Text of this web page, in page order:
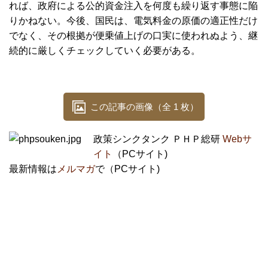
れば、政府による公的資金注入を何度も繰り返す事態に陥
りかねない。今後、国民は、電気料金の原価の適正性だけ
でなく、その根拠が便乗値上げの口実に使われぬよう、継
続的に厳しくチェックしていく必要がある。
この記事の画像（全 1 枚）
政策シンクタンク ＰＨＰ総研Webサ
イト
（PCサイト)
最新情報は メルマガで（PCサイト)